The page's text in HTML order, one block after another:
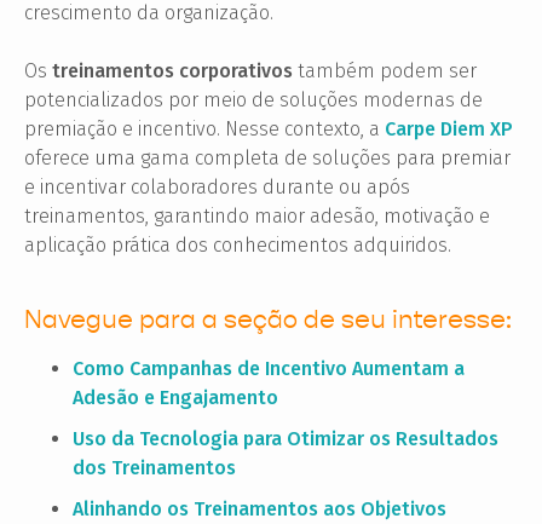
crescimento da organização.
Os treinamentos corporativos também podem ser
potencializados por meio de soluções modernas de
premiação e incentivo. Nesse contexto, a Carpe Diem XP
oferece uma gama completa de soluções para premiar
e incentivar colaboradores durante ou após
treinamentos, garantindo maior adesão, motivação e
aplicação prática dos conhecimentos adquiridos.
Navegue para a seção de seu interesse:
Como Campanhas de Incentivo Aumentam a
Adesão e Engajamento
Uso da Tecnologia para Otimizar os Resultados
dos Treinamentos
Alinhando os Treinamentos aos Objetivos